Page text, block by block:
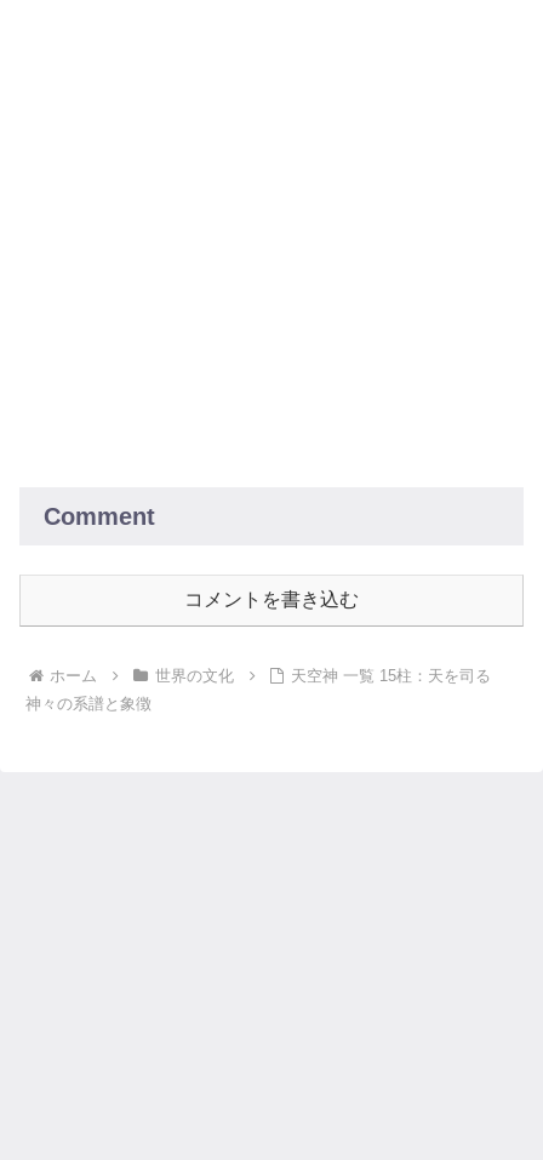
Comment
コメントを書き込む
ホーム 世界の文化
天空神 一覧 15柱：天を司る
神々の系譜と象徴